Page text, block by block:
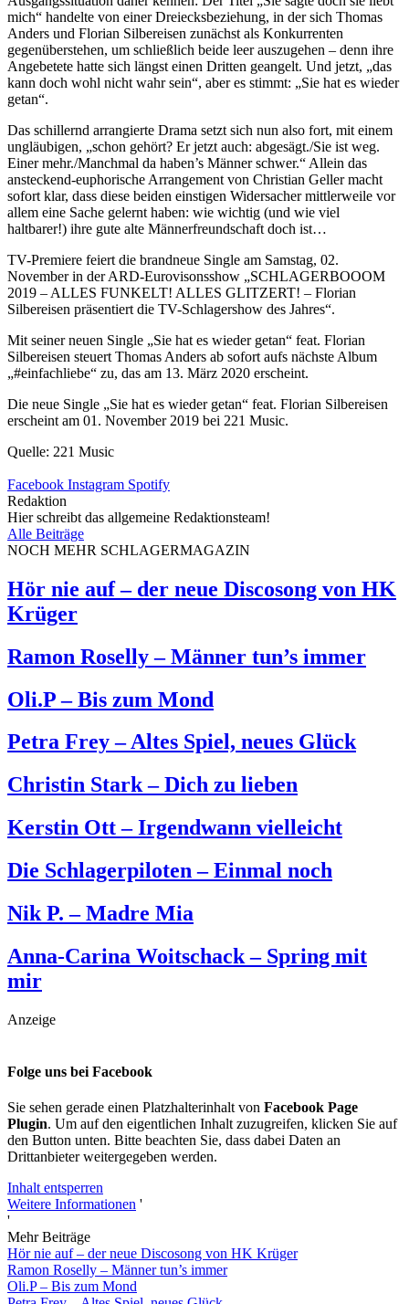
mich“ handelte von einer Dreiecksbeziehung, in der sich Thomas
Anders und Florian Silbereisen zunächst als Konkurrenten
gegenüberstehen, um schließlich beide leer auszugehen – denn ihre
Angebetete hatte sich längst einen Dritten geangelt. Und jetzt, „das
kann doch wohl nicht wahr sein“, aber es stimmt: „Sie hat es wieder
getan“.
Das schillernd arrangierte Drama setzt sich nun also fort, mit einem
ungläubigen, „schon gehört? Er jetzt auch: abgesägt./Sie ist weg.
Einer mehr./Manchmal da haben’s Männer schwer.“ Allein das
ansteckend-euphorische Arrangement von Christian Geller macht
sofort klar, dass diese beiden einstigen Widersacher mittlerweile vor
allem eine Sache gelernt haben: wie wichtig (und wie viel
haltbarer!) ihre gute alte Männerfreundschaft doch ist…
TV-Premiere feiert die brandneue Single am Samstag, 02.
November in der ARD-Eurovisonsshow „SCHLAGERBOOOM
2019 – ALLES FUNKELT! ALLES GLITZERT! – Florian
Silbereisen präsentiert die TV-Schlagershow des Jahres“.
Mit seiner neuen Single „Sie hat es wieder getan“ feat. Florian
Silbereisen steuert Thomas Anders ab sofort aufs nächste Album
„#einfachliebe“ zu, das am 13. März 2020 erscheint.
Die neue Single „Sie hat es wieder getan“ feat. Florian Silbereisen
erscheint am 01. November 2019 bei 221 Music.
Quelle: 221 Music
Facebook Instagram Spotify
Redaktion
Hier schreibt das allgemeine Redaktionsteam!
Alle Beiträge
NOCH MEHR SCHLAGERMAGAZIN
Hör nie auf – der neue Discosong von HK
Krüger
Ramon Roselly – Männer tun’s immer
Oli.P – Bis zum Mond
Petra Frey – Altes Spiel, neues Glück
Christin Stark – Dich zu lieben
Kerstin Ott – Irgendwann vielleicht
Die Schlagerpiloten – Einmal noch
Nik P. – Madre Mia
Anna-Carina Woitschack – Spring mit
mir
Anzeige
Folge uns bei Facebook
Sie sehen gerade einen Platzhalterinhalt von Facebook Page
Plugin. Um auf den eigentlichen Inhalt zuzugreifen, klicken Sie auf
den Button unten. Bitte beachten Sie, dass dabei Daten an
Drittanbieter weitergegeben werden.
Inhalt entsperren
Weitere Informationen '
'
Mehr Beiträge
Hör nie auf – der neue Discosong von HK Krüger
Ramon Roselly – Männer tun’s immer
Oli.P – Bis zum Mond